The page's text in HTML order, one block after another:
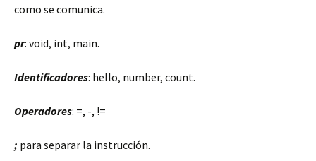
como se comunica.
pr: void, int, main.
Identificadores: hello, number, count.
Operadores: =, -, !=
; para separar la instrucción.